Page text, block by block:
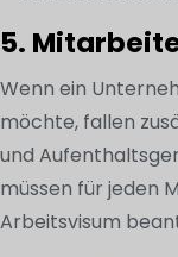
5.
Wenn ein
möchte, fallen
und
müssen für jeden
Arbeitsvisum